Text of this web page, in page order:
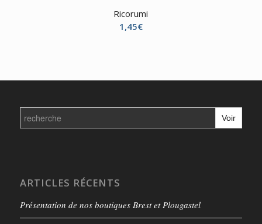
Ricorumi
1,45€
Search
for:
ARTICLES RÉCENTS
Présentation de nos boutiques Brest et Plougastel